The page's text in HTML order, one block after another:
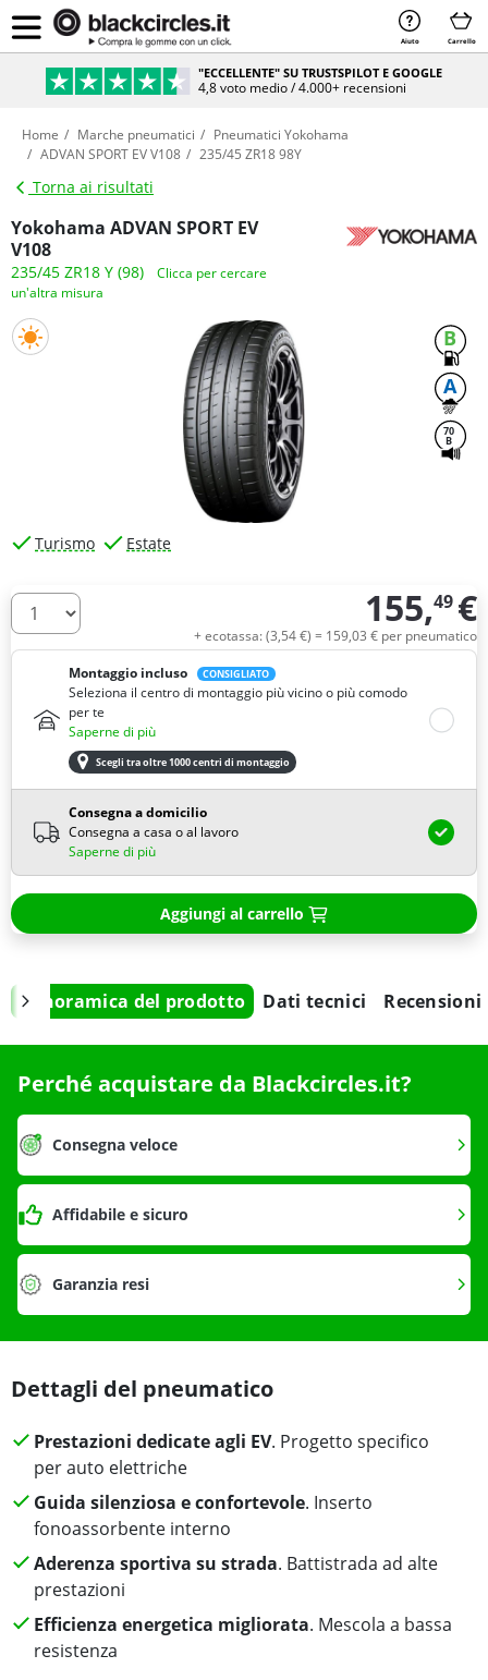
Aiuto Carrello
"ECCELLENTE" SU TRUSTSPILOT E GOOGLE
4,8 voto medio / 4.000+ recensioni
Home Marche pneumatici
Pneumatici Yokohama
ADVAN SPORT EV V108
235/45 ZR18 98Y
Torna ai risultati
Yokohama ADVAN SPORT EV
V108
235/45 ZR18 Y (98)
Clicca per cercare
un'altra misura
B
A
70
B
Turismo Estate
Quantità 155,49 €
+ ecotassa: (3,54€) = 159,03 € per pneumatico
Montaggio incluso
CONSIGLIATO
Seleziona il centro di montaggio più vicino o più comodo
per te
Saperne di più
Scegli tra oltre 1000 centri di montaggio
Consegna a domicilio
Consegna a casa o al lavoro
Saperne di più
Aggiungi al carrello
Panoramica del prodotto Dati tecnici Recensioni
Perché acquistare da Blackcircles.it?
Consegna veloce
Affidabile e sicuro
Garanzia resi
Dettagli del pneumatico
Prestazioni dedicate agli EV. Progetto specifico
per auto elettriche
Guida silenziosa e confortevole. Inserto
fonoassorbente interno
Aderenza sportiva su strada. Battistrada ad alte
prestazioni
Efficienza energetica migliorata. Mescola a bassa
resistenza